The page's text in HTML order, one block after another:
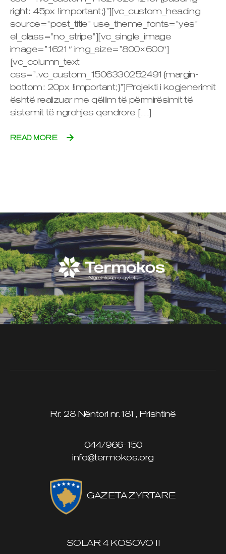
right: 45px !important;}”][vc_custom_heading
source=”post_title” use_theme_fonts=”yes”
el_class=”no_stripe”][vc_single_image
image=”1621″ img_size=”800×600″]
[vc_column_text
css=”.vc_custom_1506330252491{margin-
bottom: 20px !important;}”]Projekti i kogjenerimit
është realizuar me qëllim të përmirësimit të
sistemit të ngrohjes qendrore […]
READ MORE
Rr. 28 Nëntori nr.181, Prishtinë
044/966-150
info@termokos.org
GAZETA ZYRTARE
SOLAR 4 KOSOVO II